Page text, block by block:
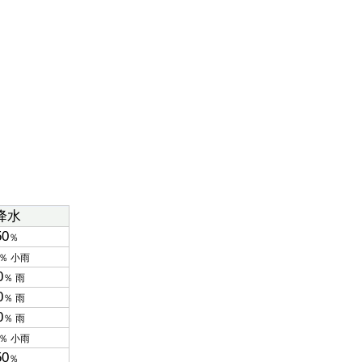
水
％
小雨
％ 雨
％ 雨
％ 雨
小雨
％